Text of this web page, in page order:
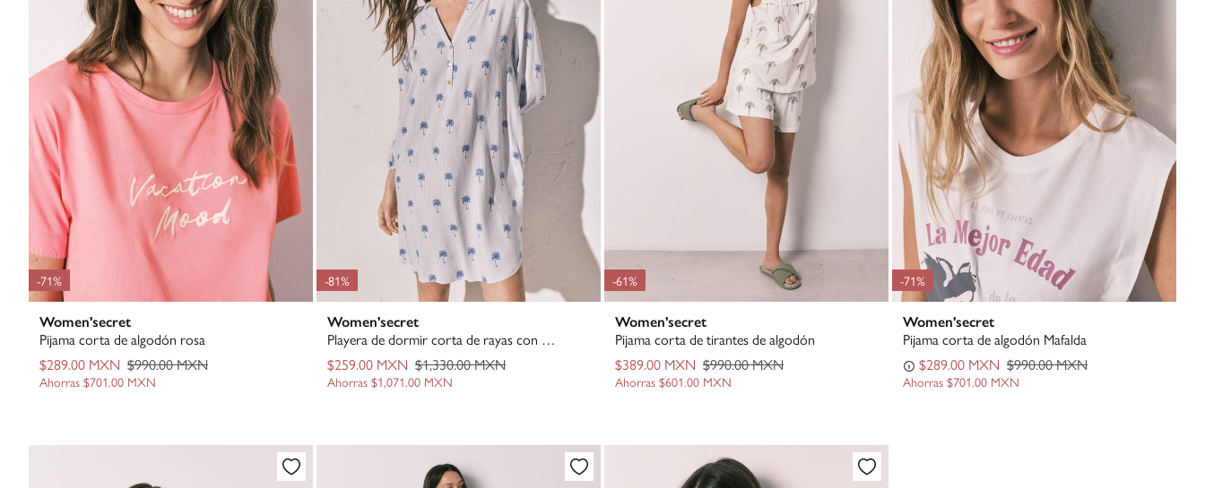
-71%
Women'secret
Pijama corta de algodón rosa
$289.00 MXN $990.00 MXN
Ahorras $701.00 MXN
-81%
Women'secret
Playera de dormir corta de rayas con palmeras
$259.00 MXN $1,330.00 MXN
Ahorras $1,071.00 MXN
-61%
Women'secret
Pijama corta de tirantes de algodón
$389.00 MXN $990.00 MXN
Ahorras $601.00 MXN
-71%
Women'secret
Pijama corta de algodón Mafalda
$289.00 MXN $990.00 MXN
Ahorras $701.00 MXN